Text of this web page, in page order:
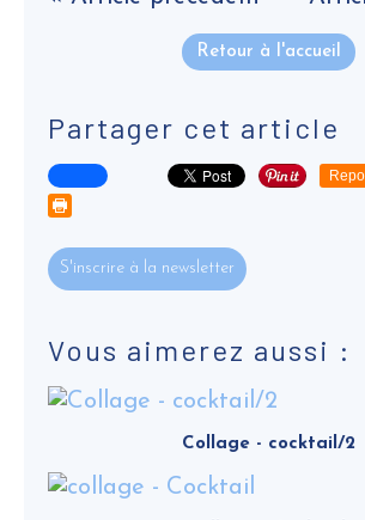
Retour à l'accueil
Partager cet article
S'inscrire à la newsletter
Vous aimerez aussi :
Collage - cocktail/2